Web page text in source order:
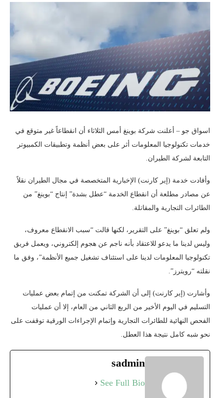
اسواق جو – أعلنت شركة بوينغ أمس الثلاثاء أن انقطاعاً غير متوقع في
خدمات تكنولوجيا المعلومات أثر على بعض أنظمة وتطبيقات الكمبيوتر
التابعة لشركة الطيران.
وأفادت خدمة (إير كارنت) الإخبارية المتخصصة في مجال الطيران نقلاً
عن مصادر مطلعة أن انقطاع الخدمة “عطل بشدة” إنتاج “بوينغ” من
الطائرات التجارية والمقاتلة.
ولم تعلق “بوينغ” على التقرير، لكنها قالت “سبب الانقطاع معروف،
وليس لدينا ما يدعو للاعتقاد بأنه ناجم عن هجوم إلكتروني، ويعمل فريق
تكنولوجيا المعلومات لدينا على استئناف تشغيل جميع الأنظمة”، وفق ما
نقلته “رويترز”.
وأشارت (إير كارنت) إلى أن الشركة تمكنت من إتمام بعض عمليات
التسليم في اليوم الأخير من الربع الثاني من العام، إلا أن عمليات
الفحص النهائية للطائرات التجارية وإتمام الإجراءات الورقية توقفت على
نحو شبه كامل نتيجة هذا العطل.
sadmin
See Full Bio